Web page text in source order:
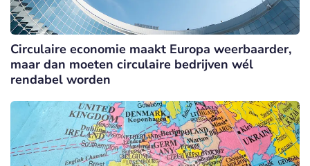
Circulaire economie maakt Europa weerbaarder,
maar dan moeten circulaire bedrijven wél
rendabel worden